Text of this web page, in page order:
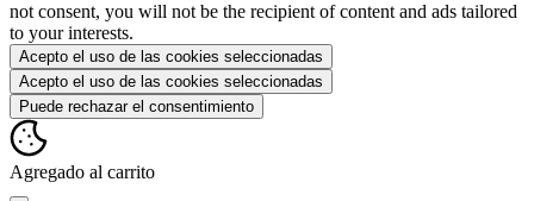
not consent, you will not be the recipient of content and ads tailored
to your interests.
Acepto el uso de las cookies seleccionadas
Acepto el uso de las cookies seleccionadas
Puede rechazar el consentimiento
Agregado al carrito